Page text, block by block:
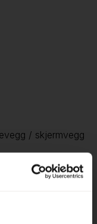
/ skjermvegg
i åpen